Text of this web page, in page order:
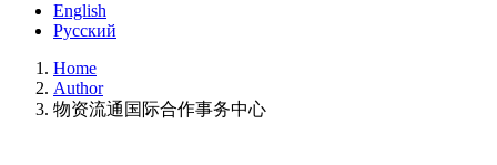
English
Русский
Home
Author
物资流通国际合作事务中心